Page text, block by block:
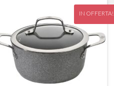
IN OFFERTA!